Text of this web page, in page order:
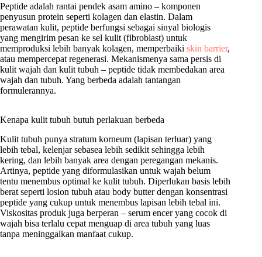
Peptide adalah rantai pendek asam amino – komponen
penyusun protein seperti kolagen dan elastin. Dalam
perawatan kulit, peptide berfungsi sebagai sinyal biologis
yang mengirim pesan ke sel kulit (fibroblast) untuk
memproduksi lebih banyak kolagen, memperbaiki skin barrier,
atau mempercepat regenerasi. Mekanismenya sama persis di
kulit wajah dan kulit tubuh – peptide tidak membedakan area
wajah dan tubuh. Yang berbeda adalah tantangan
formulerannya.
Kenapa kulit tubuh butuh perlakuan berbeda
Kulit tubuh punya stratum korneum (lapisan terluar) yang
lebih tebal, kelenjar sebasea lebih sedikit sehingga lebih
kering, dan lebih banyak area dengan peregangan mekanis.
Artinya, peptide yang diformulasikan untuk wajah belum
tentu menembus optimal ke kulit tubuh. Diperlukan basis lebih
berat seperti losion tubuh atau body butter dengan konsentrasi
peptide yang cukup untuk menembus lapisan lebih tebal ini.
Viskositas produk juga berperan – serum encer yang cocok di
wajah bisa terlalu cepat menguap di area tubuh yang luas
tanpa meninggalkan manfaat cukup.